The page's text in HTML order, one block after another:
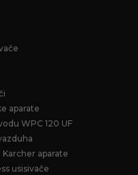
aparate
WPC 120 UF
aparate
usisivače